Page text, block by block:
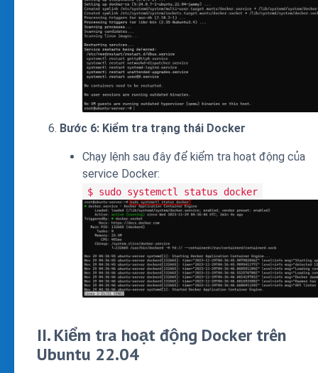
Bước 6: Kiểm tra trạng thái Docker
Chạy lệnh sau đây để kiểm tra hoạt động của
service Docker:
$ sudo systemctl status docker
II. Kiểm tra hoạt động Docker trên
Ubuntu 22.04